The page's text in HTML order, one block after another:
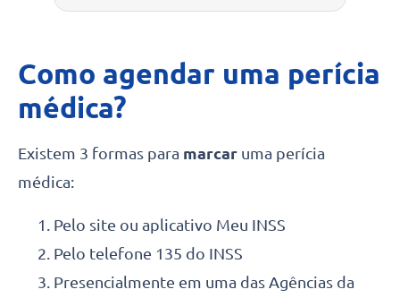
Como agendar uma perícia
médica?
Existem 3 formas para marcar uma perícia
médica:
Pelo site ou aplicativo Meu INSS
Pelo telefone 135 do INSS
Presencialmente em uma das Agências da